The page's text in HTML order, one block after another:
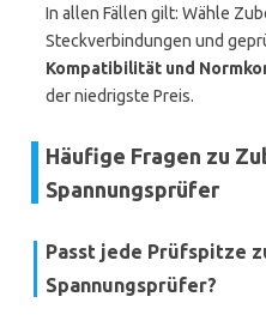
In allen Fällen gilt: Wähle
Steckverbindungen und
Kompatibilität und
der niedrigste Preis.
Häufige Fragen zu
Spannungsprüfer
Passt jede Prüfspitze
Spannungsprüfer?